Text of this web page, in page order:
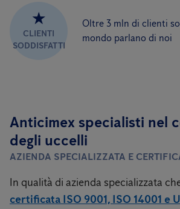
★
CLIENTI
SODDISFATTI
Oltre 3 mln di clienti
mondo parlano di noi
Anticimex specialisti nel
degli uccelli
AZIENDA SPECIALIZZATA E
In qualità di azienda specializzata
certificata ISO 9001, ISO 14001 e